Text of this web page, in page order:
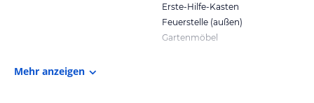
Erste-Hilfe-Kasten
Feuerstelle (außen)
Gartenmöbel
Mehr anzeigen